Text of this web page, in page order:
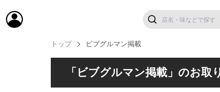
トップ ビブグルマン掲載
「ビブグルマン掲載」のお取